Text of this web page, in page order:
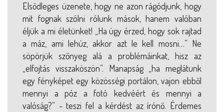
Elsődleges üzenete, hogy ne azon rágódjunk, hogy
mit fognak szólni rólunk mások, hanem valóban
éljük a mi életünket! „Ha úgy érzed, hogy sok rajtad
a máz, ami lehúz, akkor azt le kell mosni…” Ne
söpörjük szőnyeg alá a problémáinkat, hisz az
„elfojtás visszaköszön”. Manapság „ha meglátunk
egy fényképet egy közösségi portálon, vajon ebből
mennyi a póz a fotó kedvéért és mennyi a
valóság?” - teszi fel a kérdést az írónő. Érdemes